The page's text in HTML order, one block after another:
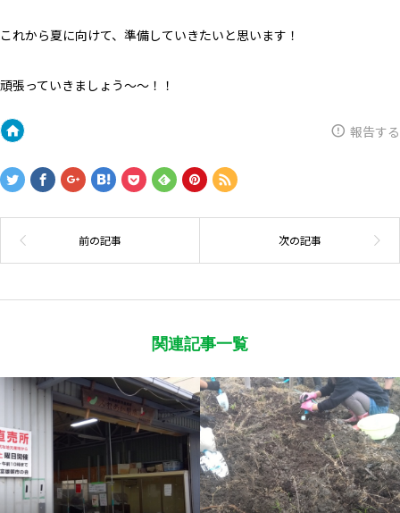
これから夏に向けて、準備していきたいと思います！
頑張っていきましょう～～！！
報告する
関連記事一覧